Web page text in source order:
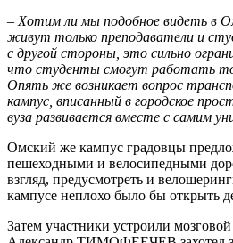
– Хотим ли мы подобное видеть в
живут только преподаватели и
с другой стороны, это сильно
что студенты смогут работать
Опять же возникает вопрос
кампус, вписанный в городское
вуза развивается вместе с самим
Омский же кампус градовцы
пешеходными и велосипедными
взгляд, предусмотреть и
кампусе неплохо было бы открыть
Затем участники устроили